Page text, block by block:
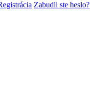
Zabudli ste heslo?